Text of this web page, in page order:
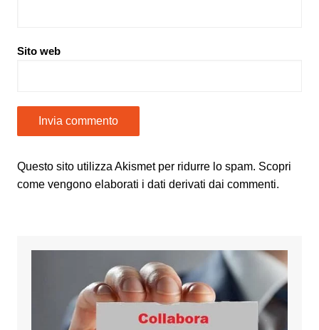
Sito web
Questo sito utilizza Akismet per ridurre lo spam. Scopri
come vengono elaborati i dati derivati dai commenti.